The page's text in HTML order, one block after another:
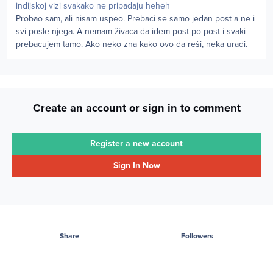
indijskoj vizi svakako ne pripadaju heheh
Probao sam, ali nisam uspeo. Prebaci se samo jedan post a ne i
svi posle njega. A nemam živaca da idem post po post i svaki
prebacujem tamo. Ako neko zna kako ovo da reši, neka uradi.
Create an account or sign in to comment
Register a new account
Sign In Now
Share Followers